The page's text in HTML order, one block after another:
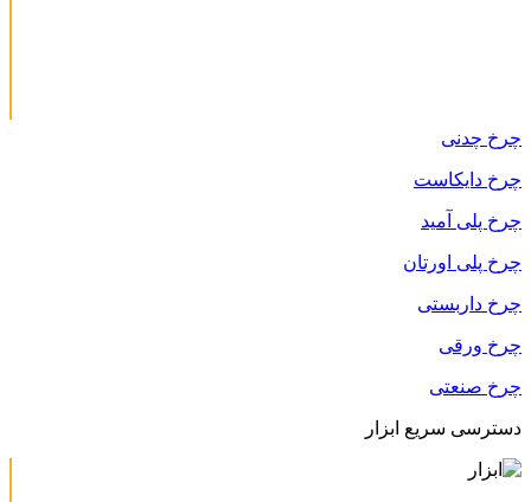
چرخ چدنی
چرخ دایکاست
چرخ پلی آمید
چرخ پلی اورتان
چرخ داربستی
چرخ ورقی
چرخ صنعتی
دسترسی سریع ابزار